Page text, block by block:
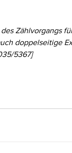
Zählvorgangs
doppelseitige
5367]